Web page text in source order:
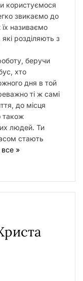
користуємося
звикаємо до
називаємо
розділяють з
беручи
хто
дня в той
ті ж самі
до місця
також
людей. Ти
стають
»